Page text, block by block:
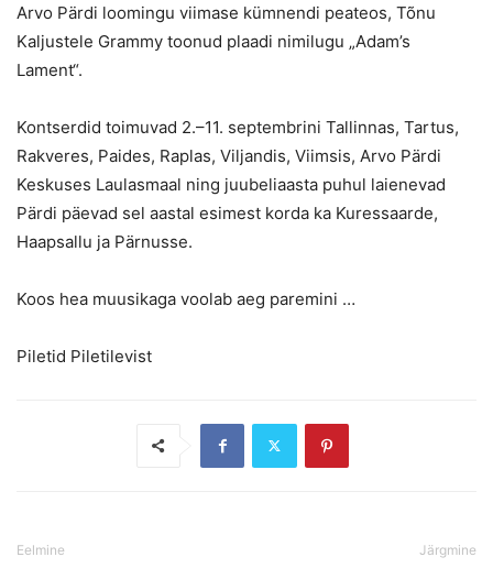
Arvo Pärdi loomingu viimase kümnendi peateos, Tõnu
Kaljustele Grammy toonud plaadi nimilugu „Adam’s
Lament“.
Kontserdid toimuvad 2.–11. septembrini Tallinnas, Tartus,
Rakveres, Paides, Raplas, Viljandis, Viimsis, Arvo Pärdi
Keskuses Laulasmaal ning juubeliaasta puhul laienevad
Pärdi päevad sel aastal esimest korda ka Kuressaarde,
Haapsallu ja Pärnusse.
Koos hea muusikaga voolab aeg paremini …
Piletid Piletilevist
Eelmine Järgmine